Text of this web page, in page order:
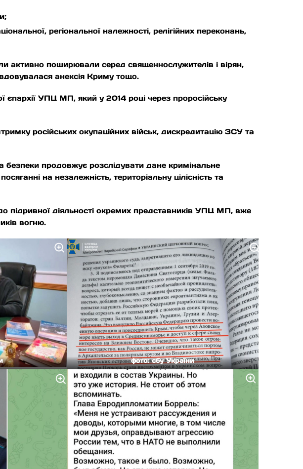
регіональної належності, релігійних переконань,
активно поширювали серед священнослужителів і вірян,
анексія Криму тощо.
єпархії УПЦ МП, який у 2014 році через проросійську
російських окупаційних військ, дискредитацію ЗСУ та
безпеки продовжує розслідувати дане кримінальне
на незалежність, територіальну цілісність та
підривної діяльності окремих представників УПЦ МП, вже
вогню.
фото: сбу України